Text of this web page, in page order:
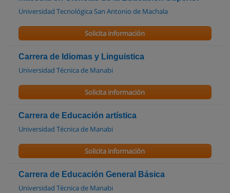
Universidad Tecnológica San Antonio de Machala
Solicita información
Carrera de Idiomas y Linguistica
Universidad Técnica de Manabi
Solicita información
Carrera de Educación artística
Universidad Técnica de Manabi
Solicita información
Carrera de Educación General Básica
Universidad Técnica de Manabi